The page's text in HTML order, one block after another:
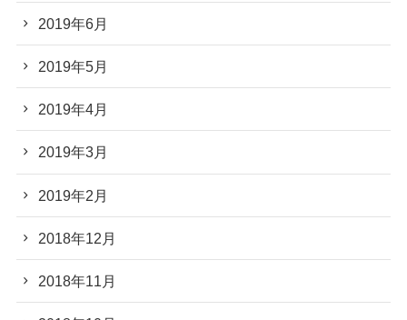
2019年6月
2019年5月
2019年4月
2019年3月
2019年2月
2018年12月
2018年11月